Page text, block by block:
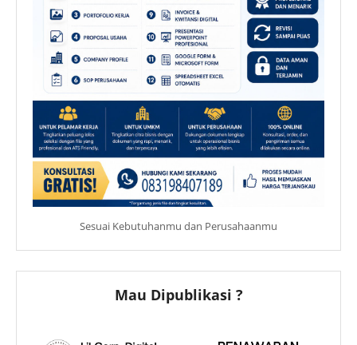
Sesuai Kebutuhanmu dan Perusahaanmu
Mau Dipublikasi ?